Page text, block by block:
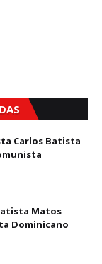
Carlos Batista
Matos
Dominicano